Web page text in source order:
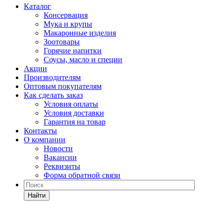
Каталог
Консервация
Мука и крупы
Макаронные изделия
Зоотовары
Горячие напитки
Соусы, масло и специи
Акции
Производителям
Оптовым покупателям
Как сделать заказ
Условия оплаты
Условия доставки
Гарантия на товар
Контакты
О компании
Новости
Вакансии
Реквизиты
Форма обратной связи
Найти